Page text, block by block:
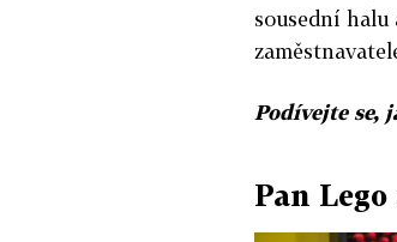
sousední halu
Podívejte se,
Pan